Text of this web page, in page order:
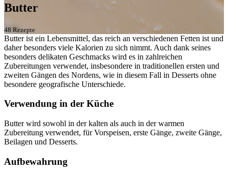
Butter
48 Rezepte
Butter ist ein Lebensmittel, das reich an verschiedenen Fetten ist und
daher besonders viele Kalorien zu sich nimmt. Auch dank seines
besonders delikaten Geschmacks wird es in zahlreichen
Zubereitungen verwendet, insbesondere in traditionellen ersten und
zweiten Gängen des Nordens, wie in diesem Fall in Desserts ohne
besondere geografische Unterschiede.
Verwendung in der Küche
Butter wird sowohl in der kalten als auch in der warmen
Zubereitung verwendet, für Vorspeisen, erste Gänge, zweite Gänge,
Beilagen und Desserts.
Aufbewahrung